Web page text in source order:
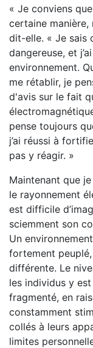
« Je conviens
certaine manière,
dit-elle. « Je sais
dangereuse, et
environnement.
me rétablir, je
d'avis sur le fait
pense toujours
j’ai réussi à
pas y réagir. »
Maintenant que
le rayonnement
est difficile
sciemment son
Un
fortement
différente. Le
les individus y
fragmenté, en
constamment
collés à leurs
limites